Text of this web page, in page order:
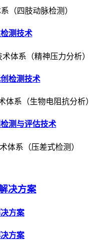
（四肢动脉检测）
测技术
体系（精神压力分析）
检测技术
体系（生物电阻抗分析）
测与评估技术
体系（压差式检测）
决方案
方案
方案